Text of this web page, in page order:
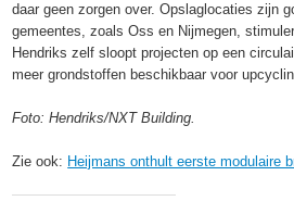
daar geen zorgen over. Opslaglocaties zijn
gemeentes, zoals Oss en Nijmegen,
Hendriks zelf sloopt projecten op een
meer grondstoffen beschikbaar voor
Foto: Hendriks/NXT Building.
Zie ook: Heijmans onthult eerste modulaire